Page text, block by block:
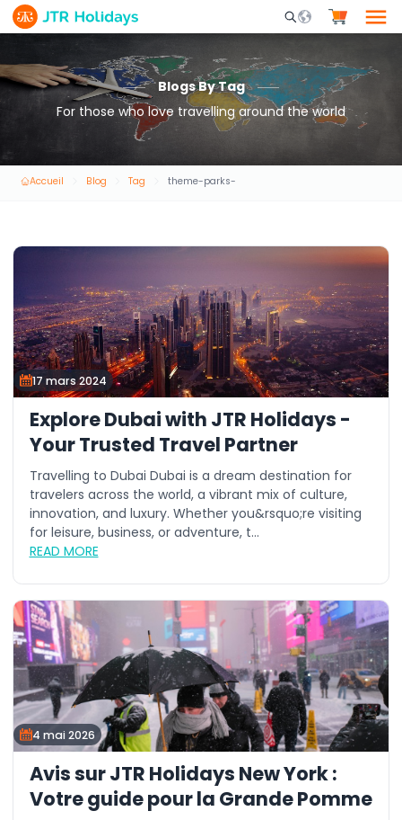
Mobile Search
Blogs By Tag
For those who love travelling around the world
Accueil Blog Tag theme-parks-
17 mars 2024
Explore Dubai with JTR Holidays -
Your Trusted Travel Partner
Travelling to Dubai Dubai is a dream destination for
travelers across the world, a vibrant mix of culture,
innovation, and luxury. Whether you&rsquo;re visiting
for leisure, business, or adventure, t...
READ MORE
4 mai 2026
Avis sur JTR Holidays New York :
Votre guide pour la Grande Pomme